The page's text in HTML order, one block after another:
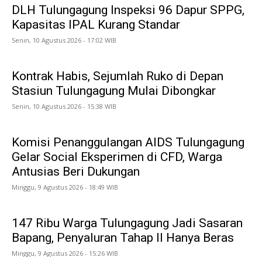
DLH Tulungagung Inspeksi 96 Dapur SPPG,
Kapasitas IPAL Kurang Standar
Senin, 10 Agustus 2026 - 17:02 WIB
Kontrak Habis, Sejumlah Ruko di Depan
Stasiun Tulungagung Mulai Dibongkar
Senin, 10 Agustus 2026 - 15:38 WIB
Komisi Penanggulangan AIDS Tulungagung
Gelar Social Eksperimen di CFD, Warga
Antusias Beri Dukungan
Minggu, 9 Agustus 2026 - 18:49 WIB
147 Ribu Warga Tulungagung Jadi Sasaran
Bapang, Penyaluran Tahap II Hanya Beras
Minggu, 9 Agustus 2026 - 15:26 WIB